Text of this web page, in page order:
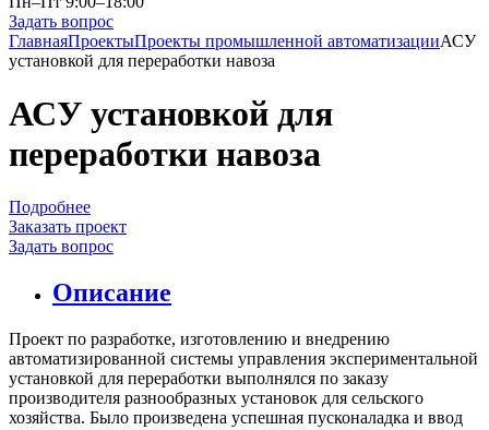
Задать вопрос
ГлавнаяПроектыПроекты промышленной автоматизацииАСУ
установкой для переработки навоза
АСУ установкой для
переработки навоза
Подробнее
Заказать проект
Задать вопрос
Описание
Проект по разработке, изготовлению и внедрению
автоматизированной системы управления экспериментальной
установкой для переработки выполнялся по заказу
производителя разнообразных установок для сельского
хозяйства. Было произведена успешная пусконаладка и ввод